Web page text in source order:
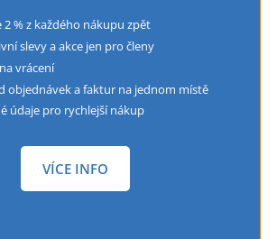
2 % z každého nákupu zpět
slevy a akce jen pro členy
vrácení
objednávek a faktur na jednom místě
údaje pro rychlejší nákup
VÍCE INFO